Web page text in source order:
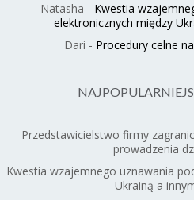
Natasha - Kwestia
elektronicznych między
Dari - Procedury celne
Przedstawicielstwo firmy
prowadzenia
Kwestia wzajemnego uznawania
Ukrainą a